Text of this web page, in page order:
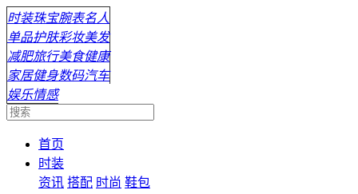
时装珠宝腕表名人
单品护肤彩妆美发
减肥旅行美食健康
家居健身数码汽车
娱乐情感
首页
时装
资讯 搭配 时尚 鞋包